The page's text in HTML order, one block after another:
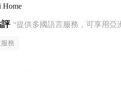
Home
評 “提供多國語言服務，可享用亞
務